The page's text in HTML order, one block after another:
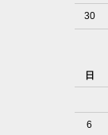
30
日
6